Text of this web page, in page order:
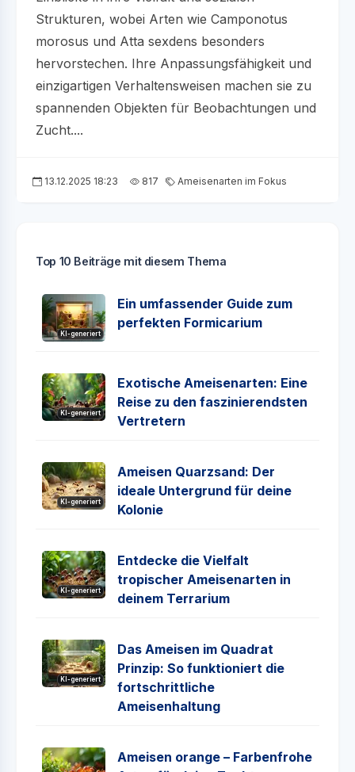
Strukturen, wobei Arten wie Camponotus
morosus und Atta sexdens besonders
hervorstechen. Ihre Anpassungsfähigkeit und
einzigartigen Verhaltensweisen machen sie zu
spannenden Objekten für Beobachtungen und
Zucht....
13.12.2025 18:23 817 Ameisenarten im Fokus
Top 10 Beiträge mit diesem Thema
KI-generiert
Ein umfassender Guide zum
perfekten Formicarium
KI-generiert
Exotische Ameisenarten: Eine
Reise zu den faszinierendsten
Vertretern
KI-generiert
Ameisen Quarzsand: Der
ideale Untergrund für deine
Kolonie
KI-generiert
Entdecke die Vielfalt
tropischer Ameisenarten in
deinem Terrarium
KI-generiert
Das Ameisen im Quadrat
Prinzip: So funktioniert die
fortschrittliche
Ameisenhaltung
Ameisen orange – Farbenfrohe